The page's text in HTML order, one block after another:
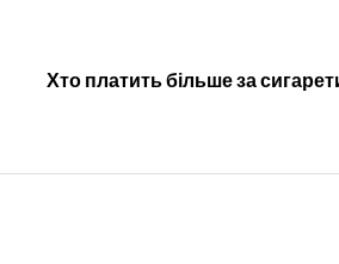
Хто платить більше за